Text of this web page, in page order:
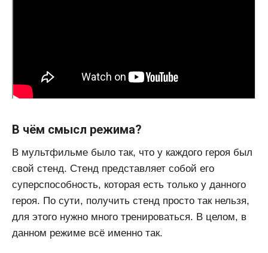
В чём смысл режима?
В мультфильме было так, что у каждого героя был
свой стенд. Стенд представляет собой его
суперспособность, которая есть только у данного
героя. По сути, получить стенд просто так нельзя,
для этого нужно много тренироваться. В целом, в
данном режиме всё именно так.